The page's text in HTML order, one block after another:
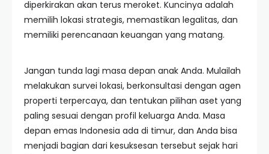
diperkirakan akan terus meroket. Kuncinya adalah
memilih lokasi strategis, memastikan legalitas, dan
memiliki perencanaan keuangan yang matang.
Jangan tunda lagi masa depan anak Anda. Mulailah
melakukan survei lokasi, berkonsultasi dengan agen
properti terpercaya, dan tentukan pilihan aset yang
paling sesuai dengan profil keluarga Anda. Masa
depan emas Indonesia ada di timur, dan Anda bisa
menjadi bagian dari kesuksesan tersebut sejak hari